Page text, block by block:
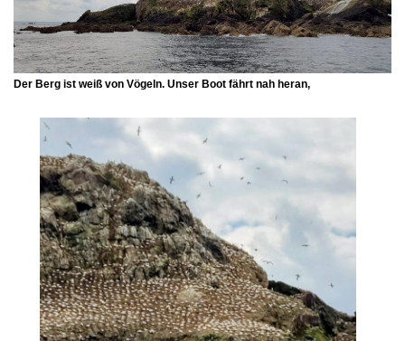
Der Berg ist weiß von Vögeln. Unser Boot fährt nah heran,